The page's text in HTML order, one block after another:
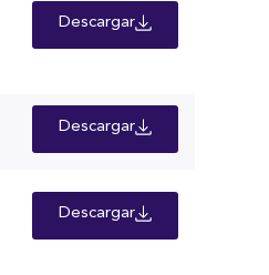
Descargar
Descargar
Descargar